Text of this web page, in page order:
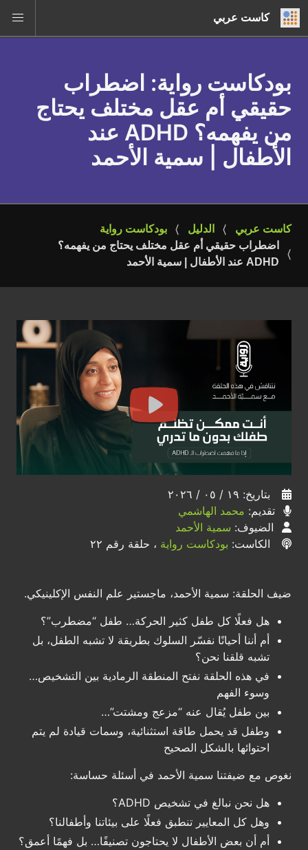
كاست عربي
بودكاست رواية: اضطراب
حقيقي أم عقل مختلف يحتاج
من يفهمه؟ ADHD عند
الأطفال | سمية الأحمد
كاست عربي الدليل
بودكاست رواية
اضطراب حقيقي أم عقل مختلف يحتاج من يفهمه؟
ADHD عند الأطفال | سمية الأحمد
بتاريخ: ١٩ / ٠٥ / ٢٠٢٦
تقديم: محمد الهاشمي
الضيوف: سمية الأحمد
الكاست: بودكاست رواية ، حلقة رقم ٢٢
ضيف الحلقة: سمية الأحمد، ماجستير علم النفس الإكلينيكي.
هل فعلًا كل طفل كثير الحركة… طفل “مضطرب”؟
أم أننا أحيانًا نفسّر السلوك بطريقة لا تشبه الطفل، بل
تشبه قلقنا نحن؟
في هذه الحلقة نفتح المنطقة الرمادية بين التشخيص…
وسوء الفهم
بين طفل يُقال عنه “مزعج ومشتت”…
وطفل قد يحمل طاقة استثنائية، وسمات قيادة لم يتم
احتوائها بالشكل الصحيح
نغوص مع ضيفتنا سمية الأحمد في أسئلة حساسة:
هل نحن نبالغ في تشخيص ADHD؟
وهل كل المعايير تنطبق فعلًا على بيئاتنا وأطفالنا؟
أم أن بعض الأطفال لا يحتاجون تصنيفًا… بل فهمًا أعمق؟